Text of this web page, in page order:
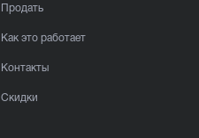
Продать
Как это работает
Контакты
Скидки